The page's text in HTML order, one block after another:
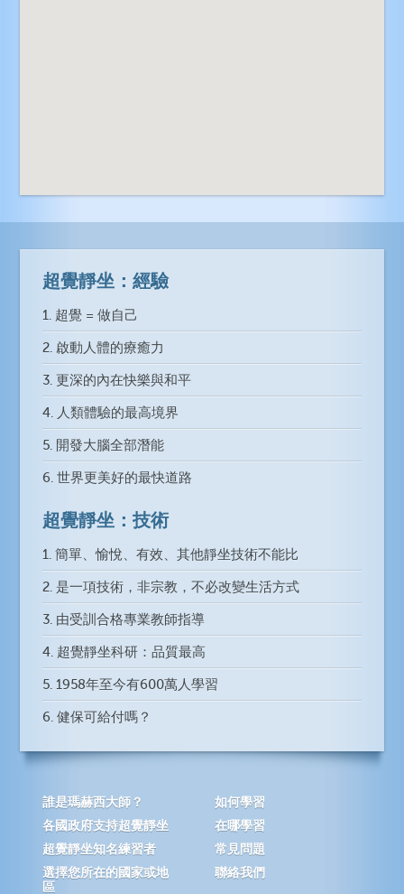
超覺靜坐：經驗
1. 超覺 = 做自己
2. 啟動人體的療癒力
3. 更深的內在快樂與和平
4. 人類體驗的最高境界
5. 開發大腦全部潛能
6. 世界更美好的最快道路
超覺靜坐：技術
1. 簡單、愉悅、有效、其他靜坐技術不能比
2. 是一項技術，非宗教，不必改變生活方式
3. 由受訓合格專業教師指導
4. 超覺靜坐科研：品質最高
5. 1958年至今有600萬人學習
6. 健保可給付嗎？
誰是瑪赫西大師？
各國政府支持超覺靜坐
超覺靜坐知名練習者
選擇您所在的國家或地
區
如何學習
在哪學習
常見問題
聯絡我們